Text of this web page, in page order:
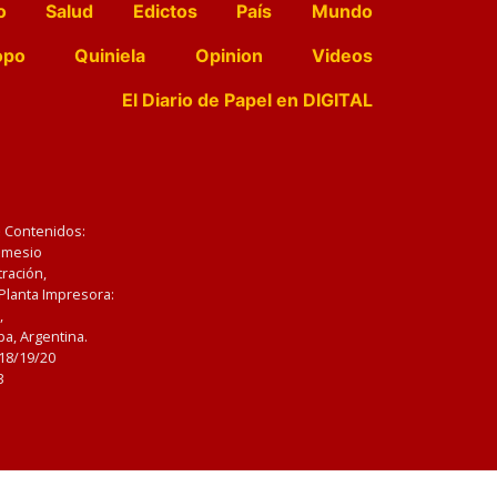
Salud Edictos País
Mundo
Quiniela Opinion
Videos
El Diario de Papel en DIGITAL
Impresora:
Argentina.
19/20